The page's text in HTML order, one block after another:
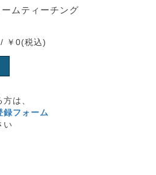
ムティーチング
￥0(税込)
は、
録フォーム
い